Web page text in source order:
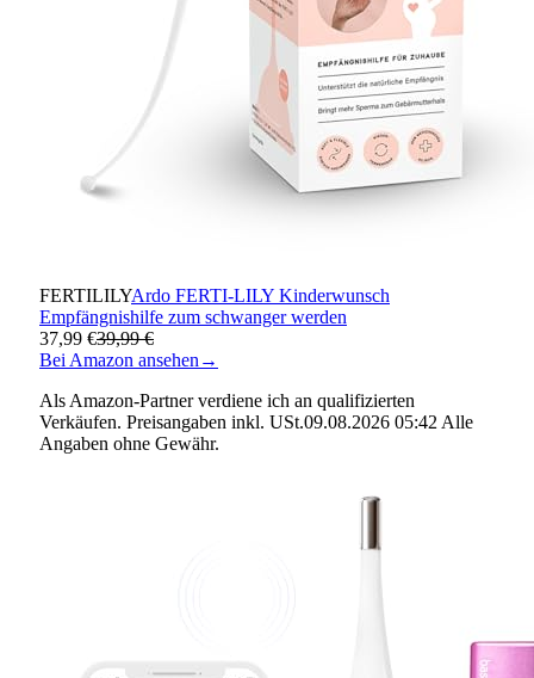
FERTILILYArdo FERTI-LILY Kinderwunsch
Empfängnishilfe zum schwanger werden
37,99 €39,99 €
Bei Amazon ansehen →
Als Amazon-Partner verdiene ich an qualifizierten
Verkäufen. Preisangaben inkl. USt.09.08.2026 05:42 Alle
Angaben ohne Gewähr.